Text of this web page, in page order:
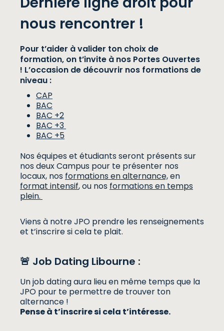
Inscription
nous rencontrer !
Pour t’aider à valider ton choix de
formation, on t’invite à nos Portes Ouvertes
! L’occasion de découvrir nos formations de
niveau :
CAP
BAC
BAC +2
BAC +3
BAC +5
Nos équipes et étudiants seront présents sur
nos deux Campus pour te présenter nos
locaux, nos formations en alternance,en
format intensif, ou nos formations en temps
plein.
Viens à notre JPO prendre les renseignements
et t’inscrire si cela te plait.
🚨 Job Dating Libourne :
Un job dating aura lieu en même temps que la
JPO pour te permettre de trouver ton
alternance !
Pense à t’inscrire si cela t’intéresse.